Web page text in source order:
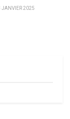
JANVIER 2025